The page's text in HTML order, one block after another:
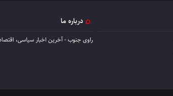
درباره ما
راوی جنوب - آخرین اخبار سیاسی،